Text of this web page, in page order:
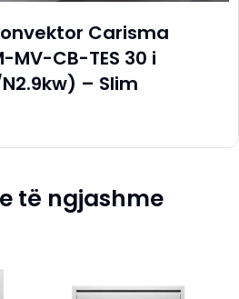
Carisma
MV-CB-TES 30 i
– Slim
të ngjashme